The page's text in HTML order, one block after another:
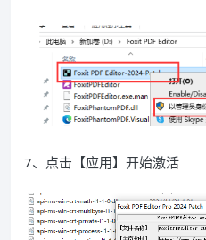
7、点击【应用】开始激活